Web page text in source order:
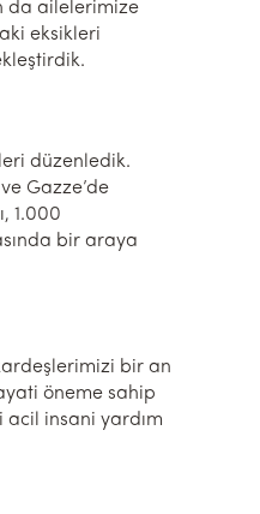
da ailelerimize
eksikleri
düzenledik.
Gazze’de
1.000
bir araya
bir an
öneme sahip
acil insani yardım